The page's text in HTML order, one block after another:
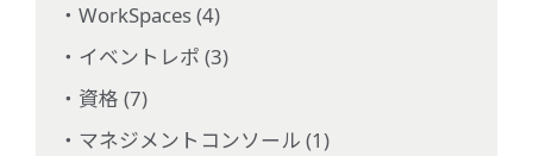
WorkSpaces (4)
イベントレポ (3)
資格 (7)
マネジメントコンソール (1)